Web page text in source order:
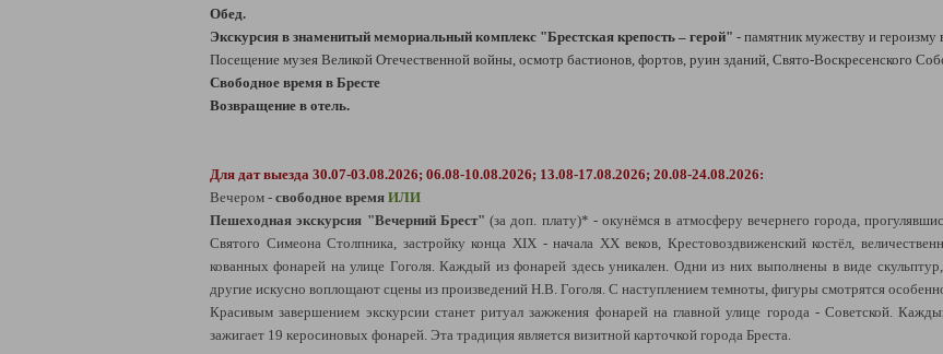
Обед.
Экскурсия в знаменитый мемориальный комплекс "Брестская крепость – герой" - памятник мужеству и
Посещение музея Великой Отечественной войны, осмотр бастионов, фортов, руин зданий, Свято-Воскресенского
Свободное время в Бресте
Возвращение в отель.
Для дат выезда 30.07-03.08.2026; 06.08-10.08.2026; 13.08-17.08.2026; 20.08-24.08.2026:
Вечером - свободное время ИЛИ
Пешеходная экскурсия "Вечерний Брест" (за доп. плату)* - окунёмся в атмосферу вечернего города,
Святого Симеона Столпника, застройку конца XIX - начала XX веков, Крестовоздвиженский костёл,
кованных фонарей на улице Гоголя. Каждый из фонарей здесь уникален. Одни из них выполнены в виде
другие искусно воплощают сцены из произведений Н.В. Гоголя. С наступлением темноты, фигуры смотрятся
Красивым завершением экскурсии станет ритуал зажжения фонарей на главной улице города - Советской.
зажигает 19 керосиновых фонарей. Эта традиция является визитной карточкой города Бреста.